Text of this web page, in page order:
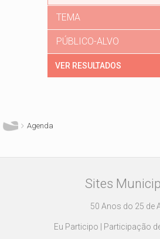
TEMA
PÚBLICO-ALVO
Agenda
Sites
50 Anos do 25 de
Eu Participo | Participação